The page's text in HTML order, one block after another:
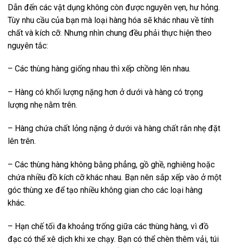
Dẫn đến các vật dụng không còn được nguyên vẹn, hư hỏng.
Tùy nhu cầu của bạn mà loại hàng hóa sẽ khác nhau về tính
chất và kích cỡ. Nhưng nhìn chung đều phải thực hiện theo
nguyên tắc:
– Các thùng hàng giống nhau thì xếp chồng lên nhau.
– Hàng có khối lượng nặng hơn ở dưới và hàng có trọng
lượng nhẹ nằm trên.
– Hàng chứa chất lỏng nặng ở dưới và hàng chất rắn nhẹ đặt
lên trên.
– Các thùng hàng không bằng phẳng, gồ ghề, nghiêng hoặc
chứa nhiều đồ kích cỡ khác nhau. Bạn nên sắp xếp vào ở một
góc thùng xe để tạo nhiều không gian cho các loại hàng
khác.
– Hạn chế tối đa khoảng trống giữa các thùng hàng, vì đồ
đạc có thể xê dịch khi xe chạy. Bạn có thể chèn thêm vải, túi